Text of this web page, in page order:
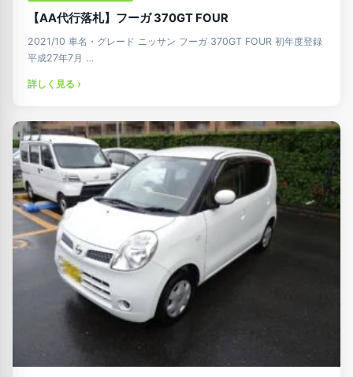
【AA代行落札】フーガ 370GT FOUR
2021/10 車名・グレード ニッサン フーガ 370GT FOUR 初年度登録
平成27年7月 …
詳しく見る ›